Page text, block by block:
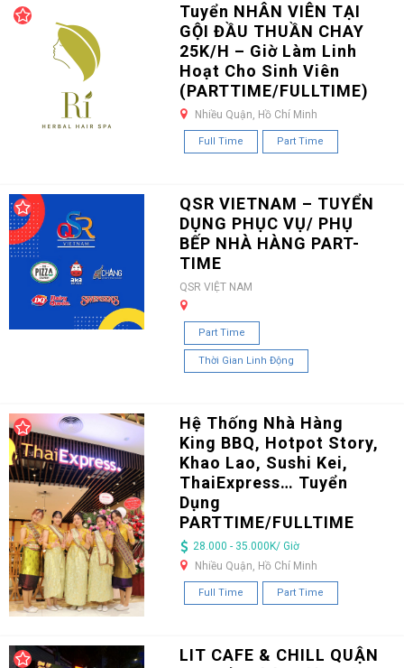
Tuyển NHÂN VIÊN TẠI
GỘI ĐẦU THUẦN CHAY
25K/H – Giờ Làm Linh
Hoạt Cho Sinh Viên
(PARTTIME/FULLTIME)
Nhiều Quận, Hồ Chí Minh
Full Time Part Time
QSR VIETNAM – TUYỂN
DỤNG PHỤC VỤ/ PHỤ
BẾP NHÀ HÀNG PART-
TIME
QSR VIỆT NAM
Part Time
Thời Gian Linh Động
Hệ Thống Nhà Hàng
King BBQ, Hotpot Story,
Khao Lao, Sushi Kei,
ThaiExpress… Tuyển
Dụng
PARTTIME/FULLTIME
28.000 - 35.000K/ Giờ
Nhiều Quận, Hồ Chí Minh
Full Time Part Time
LIT CAFE & CHILL QUẬN